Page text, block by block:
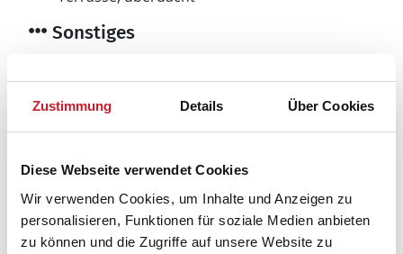
Zustimmung Details Über Cookies
Diese Webseite verwendet Cookies
Wir verwenden Cookies, um Inhalte und Anzeigen zu
personalisieren, Funktionen für soziale Medien anbieten
zu können und die Zugriffe auf unsere Website zu
Sonstiges
Abstellraum
iPod Dock
Kinderbett
Wärmepumpe